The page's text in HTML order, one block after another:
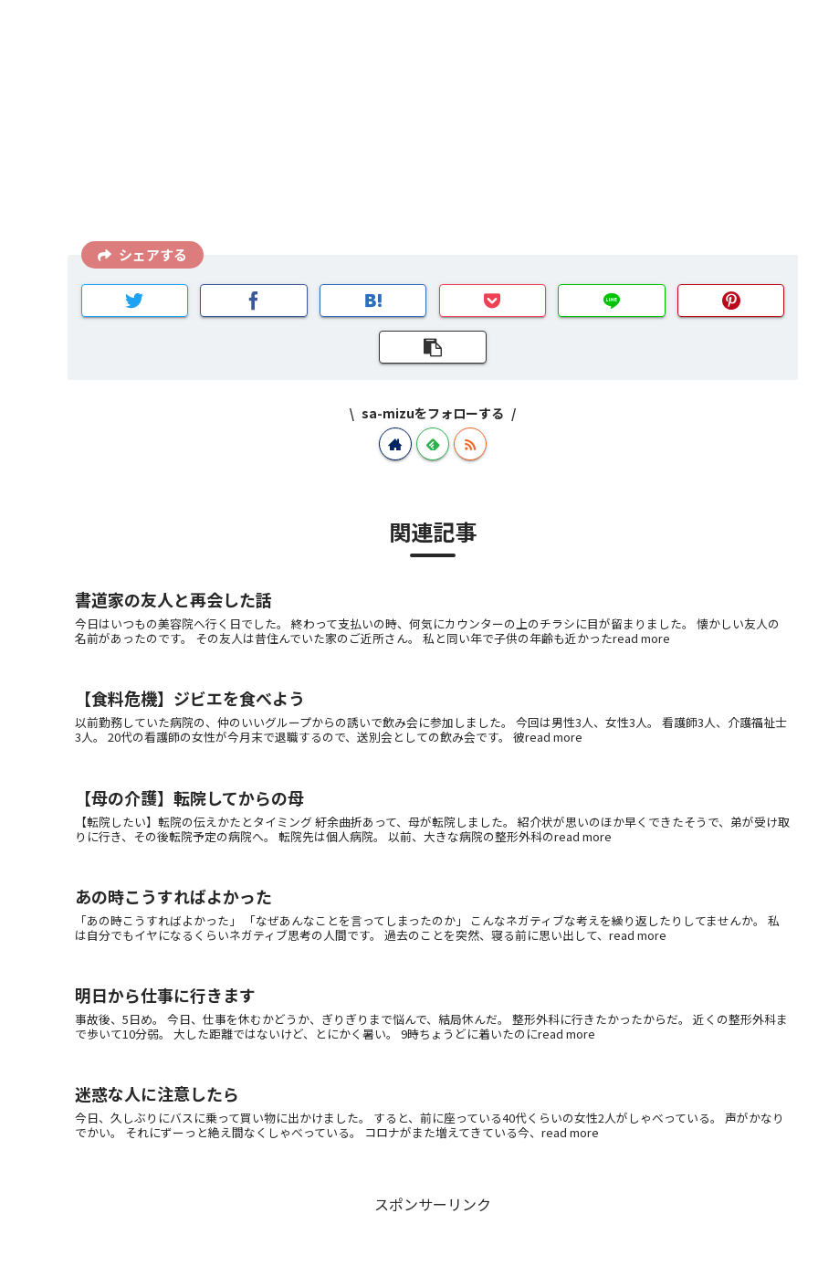
シェアする
sa-mizuをフォローする
関連記事
書道家の友人と再会した話
今日はいつもの美容院へ行く日でした。 終わって支払いの時、何気にカウンターの上のチラシに目が留まりました。 懐かしい友人の
名前があったのです。 その友人は昔住んでいた家のご近所さん。 私と同い年で子供の年齢も近かったread more
【食料危機】ジビエを食べよう
以前勤務していた病院の、仲のいいグループからの誘いで飲み会に参加しました。 今回は男性3人、女性3人。 看護師3人、介護福祉士
3人。 20代の看護師の女性が今月末で退職するので、送別会としての飲み会です。 彼read more
【母の介護】転院してからの母
【転院したい】転院の伝えかたとタイミング 紆余曲折あって、母が転院しました。 紹介状が思いのほか早くできたそうで、弟が受け取
りに行き、その後転院予定の病院へ。 転院先は個人病院。 以前、大きな病院の整形外科のread more
あの時こうすればよかった
「あの時こうすればよかった」 「なぜあんなことを言ってしまったのか」 こんなネガティブな考えを繰り返したりしてませんか。 私
は自分でもイヤになるくらいネガティブ思考の人間です。 過去のことを突然、寝る前に思い出して、read more
明日から仕事に行きます
事故後、5日め。 今日、仕事を休むかどうか、ぎりぎりまで悩んで、結局休んだ。 整形外科に行きたかったからだ。 近くの整形外科ま
で歩いて10分弱。 大した距離ではないけど、とにかく暑い。 9時ちょうどに着いたのにread more
迷惑な人に注意したら
今日、久しぶりにバスに乗って買い物に出かけました。 すると、前に座っている40代くらいの女性2人がしゃべっている。 声がかなり
でかい。 それにずーっと絶え間なくしゃべっている。 コロナがまた増えてきている今、read more
スポンサーリンク